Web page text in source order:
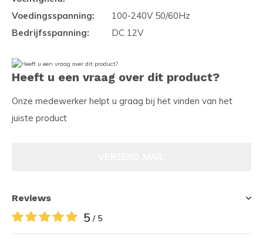
Voedingsspanning:
100-240V 50/60Hz
Bedrijfsspanning:
DC 12V
Heeft u een vraag over dit product?
Onze medewerker helpt u graag bij het vinden van het
juiste product
Reviews
5 / 5